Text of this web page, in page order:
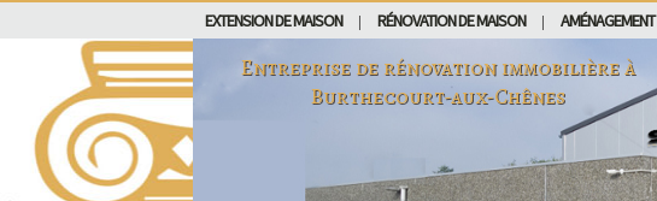
EXTENSION DE MAISON RÉNOVATION DE MAISON
Entreprise de rénovation immobilière à
Burthecourt-aux-Chênes